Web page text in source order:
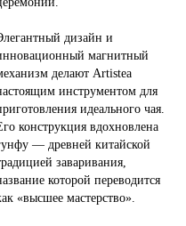
дизайн и
магнитный
делают Artistea
инструментом для
идеального чая.
конструкция вдохновлена
— древней китайской
заваривания,
которой переводится
«высшее мастерство».